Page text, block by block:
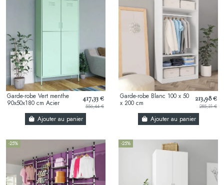
Garde-robe Vert menthe
90x50x180 cm Acier
417,33 €
556,44 €
Ajouter au panier
Garde-robe Blanc 100 x 50
x 200 cm
213,98 €
285,31 €
Ajouter au panier
-25% -25%